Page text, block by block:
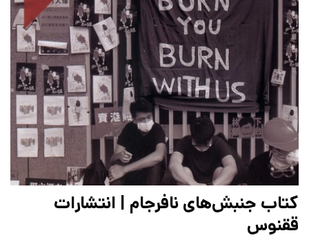
کتاب جنبش‌های نافرجام | انتشارات
ققنوس